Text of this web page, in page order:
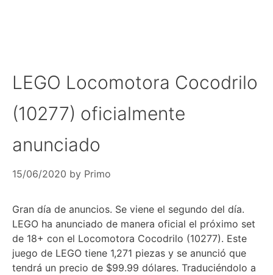
LEGO Locomotora Cocodrilo
(10277) oficialmente
anunciado
15/06/2020 by Primo
Gran día de anuncios. Se viene el segundo del día.
LEGO ha anunciado de manera oficial el próximo set
de 18+ con el Locomotora Cocodrilo (10277). Este
juego de LEGO tiene 1,271 piezas y se anunció que
tendrá un precio de $99.99 dólares. Traduciéndolo a